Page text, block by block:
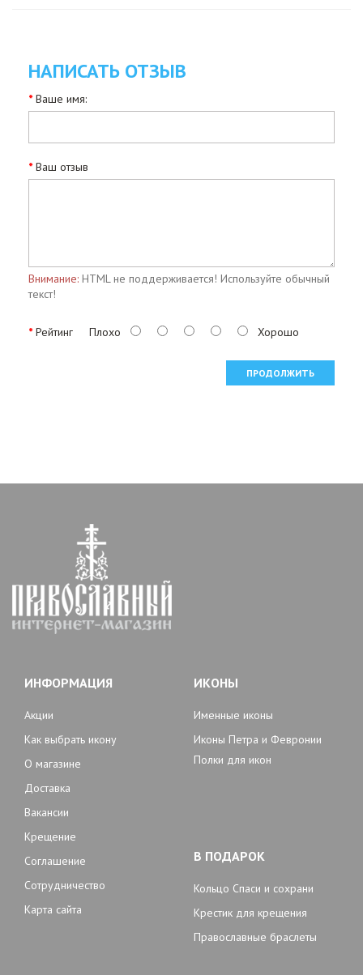
НАПИСАТЬ ОТЗЫВ
Ваше имя:
Ваш отзыв
Внимание: HTML не поддерживается! Используйте обычный
текст!
Рейтинг Плохо Хорошо
ПРОДОЛЖИТЬ
ИНФОРМАЦИЯ
Акции
Как выбрать икону
О магазине
Доставка
Вакансии
Крещение
Соглашение
Сотрудничество
Карта сайта
ИКОНЫ
Именные иконы
Иконы Петра и Февронии
Полки для икон
В ПОДАРОК
Кольцо Спаси и сохрани
Крестик для крещения
Православные браслеты